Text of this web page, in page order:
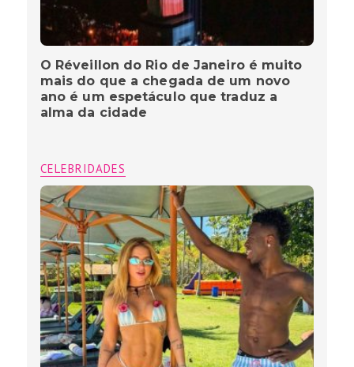
O Réveillon do Rio de Janeiro é muito
mais do que a chegada de um novo
ano é um espetáculo que traduz a
alma da cidade
CELEBRIDADES